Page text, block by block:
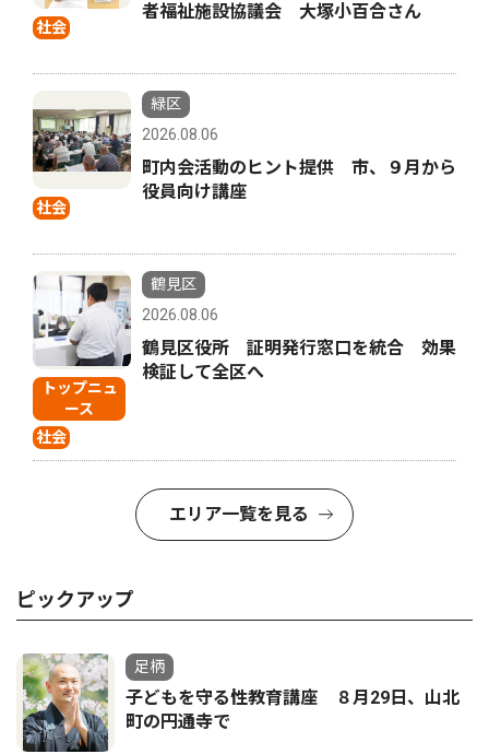
社会
者福祉施設協議会 大塚小百合さん
社会
緑区
2026.08.06
町内会活動のヒント提供 市、９月から
役員向け講座
トップニュ
ース
社会
鶴見区
2026.08.06
鶴見区役所 証明発行窓口を統合 効果
検証して全区へ
エリア一覧を見る
ピックアップ
足柄
子どもを守る性教育講座 ８月29日、山北
町の円通寺で